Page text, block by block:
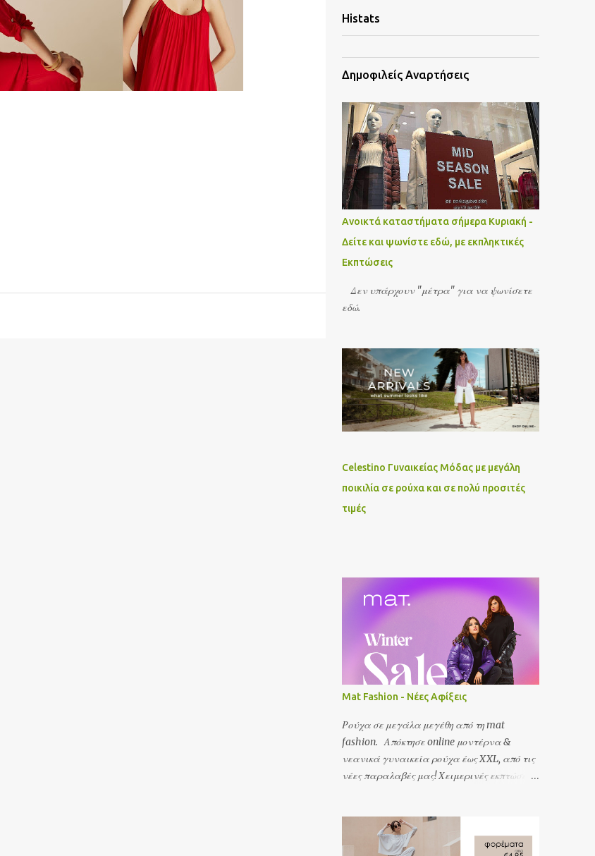
Histats
Δημοφιλείς Αναρτήσεις
Ανοικτά καταστήματα σήμερα Κυριακή -
Δείτε και ψωνίστε εδώ, με εκπληκτικές
Εκπτώσεις
Δεν υπάρχουν "μέτρα" για να ψωνίσετε
εδώ.
Celestino Γυναικείας Μόδας με μεγάλη
ποικιλία σε ρούχα και σε πολύ προσιτές
τιμές
Mat Fashion - Νέες Αφίξεις
Ρούχα σε μεγάλα μεγέθη από τη mat
fashion. Απόκτησε online μοντέρνα &
νεανικά γυναικεία ρούχα έως XXL, από τις
νέες παραλαβές μας! Χειμερινές εκπτώσεις